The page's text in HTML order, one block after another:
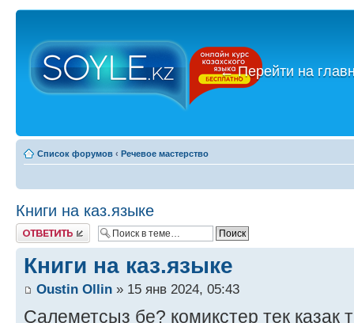
←Перейти на
Список форумов ‹ Речевое мастерство
Книги на каз.языке
Ответить
Книги на каз.языке
Oustin Ollin » 15 янв 2024, 05:43
Салеметсыз бе? комикстер тек